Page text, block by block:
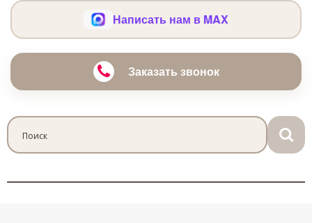
Написать нам в MAX
Заказать звонок